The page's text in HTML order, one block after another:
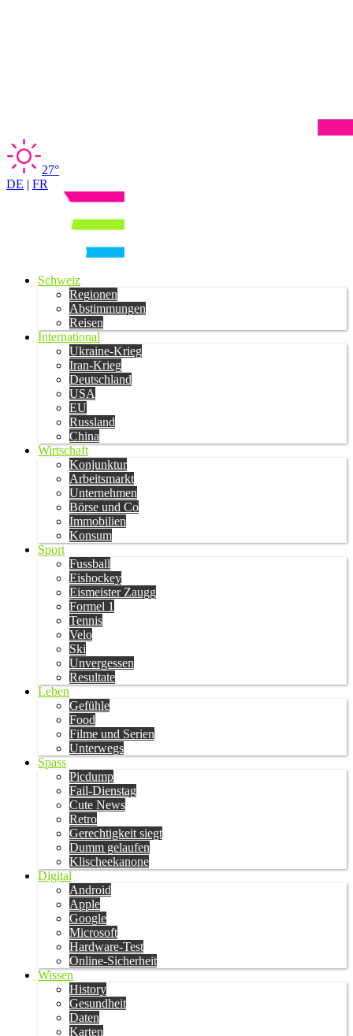
27°
DE | FR
Schweiz
Regionen
Abstimmungen
Reisen
International
Ukraine-Krieg
Iran-Krieg
Deutschland
USA
EU
Russland
China
Wirtschaft
Konjunktur
Arbeitsmarkt
Unternehmen
Börse und Co
Immobilien
Konsum
Sport
Fussball
Eishockey
Eismeister Zaugg
Formel 1
Tennis
Velo
Ski
Unvergessen
Resultate
Leben
Gefühle
Food
Filme und Serien
Unterwegs
Spass
Picdump
Fail-Dienstag
Cute News
Retro
Gerechtigkeit siegt
Dumm gelaufen
Klischeekanone
Digital
Android
Apple
Google
Microsoft
Hardware-Test
Online-Sicherheit
Wissen
History
Gesundheit
Daten
Karten